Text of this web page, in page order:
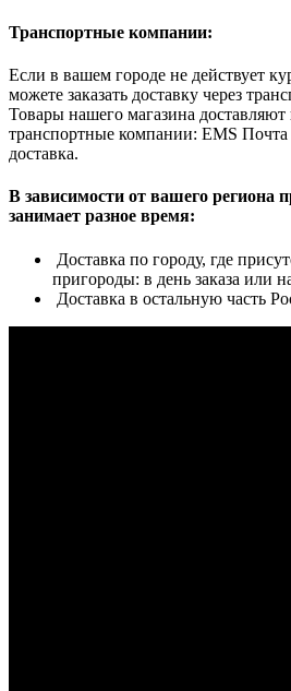
Транспортные компании:
Если в вашем городе не действует
можете заказать доставку через
Товары нашего магазина доставляют
транспортные компании: EMS
доставка.
В зависимости от вашего региона
занимает разное время:
Доставка по городу, где
пригороды: в день заказа или
Доставка в остальную часть